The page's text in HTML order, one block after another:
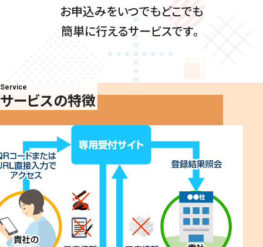
お申込みをいつでもどこでも
簡単に行えるサービスです。
Service
サービスの特徴